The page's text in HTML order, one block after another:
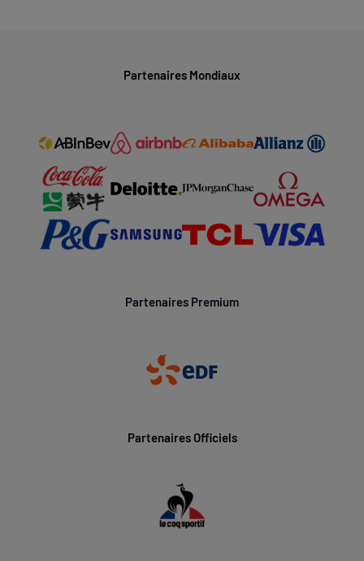
Partenaires Mondiaux
Partenaires Premium
Partenaires Officiels